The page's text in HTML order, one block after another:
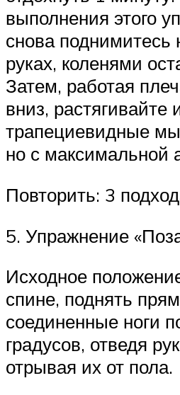
выполнения этого
снова
руках, коленями
Затем, работая
вниз, растягивайте
трапециевидные
но с максимальной
Повторить: 3
5. Упражнение
Исходное
спине, поднять
соединенные ноги
градусов, отведя
отрывая их от пола.